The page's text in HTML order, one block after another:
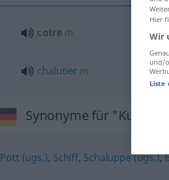
cotre m
chalutier m
Synonyme für "Kutter"
Pott (ugs.), Schiff, Schaluppe (ugs.),
Hier
Wir
und/
Liste